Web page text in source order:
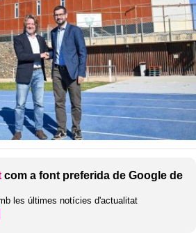
com a font preferida de Google de
les últimes notícies d'actualitat